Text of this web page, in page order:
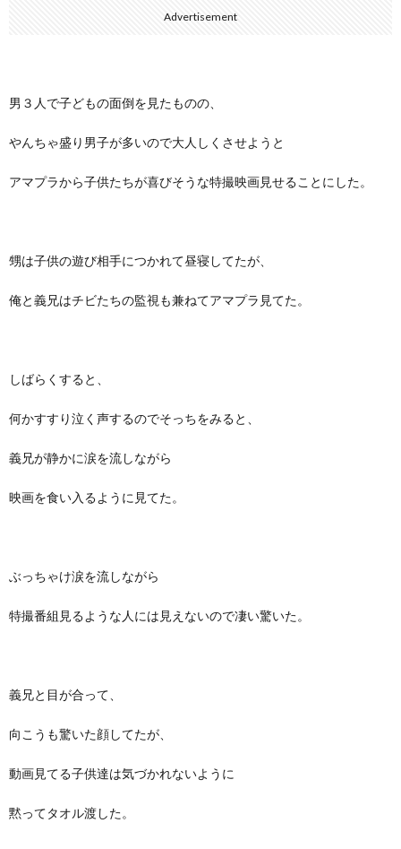
Advertisement
男３人で子どもの面倒を見たものの、
やんちゃ盛り男子が多いので大人しくさせようと
アマプラから子供たちが喜びそうな特撮映画見せることにした。
甥は子供の遊び相手につかれて昼寝してたが、
俺と義兄はチビたちの監視も兼ねてアマプラ見てた。
しばらくすると、
何かすすり泣く声するのでそっちをみると、
義兄が静かに涙を流しながら
映画を食い入るように見てた。
ぶっちゃけ涙を流しながら
特撮番組見るような人には見えないので凄い驚いた。
義兄と目が合って、
向こうも驚いた顔してたが、
動画見てる子供達は気づかれないように
黙ってタオル渡した。